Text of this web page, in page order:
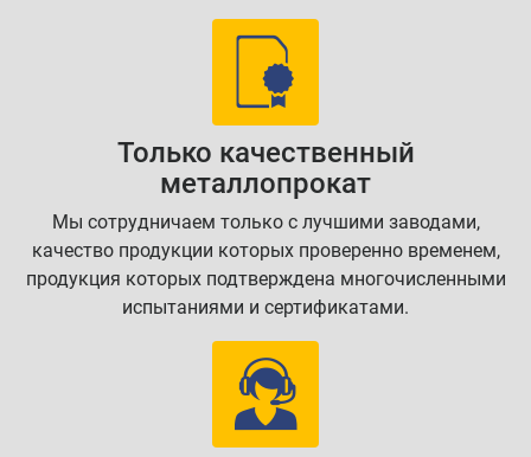
Только качественный
металлопрокат
Мы сотрудничаем только с лучшими заводами,
качество продукции которых проверенно временем,
продукция которых подтверждена многочисленными
испытаниями и сертификатами.